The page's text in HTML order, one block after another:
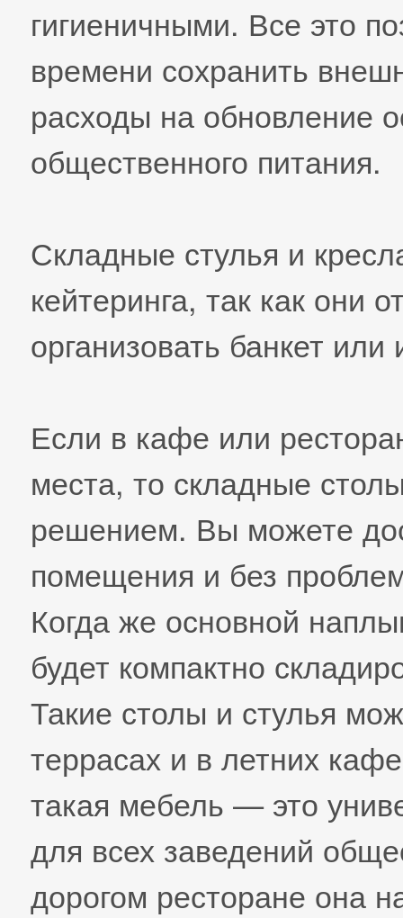
гигиеничными. Все это
времени сохранить
расходы на обновление
общественного питания.
Складные стулья и
кейтеринга, так как они
организовать банкет
Если в кафе или
места, то складные
решением. Вы можете
помещения и без
Когда же основной
будет компактно
Такие столы и стулья
террасах и в летних
такая мебель — это
для всех заведений
дорогом ресторане она